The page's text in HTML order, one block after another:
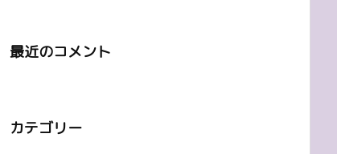
最近のコメント
カテゴリー